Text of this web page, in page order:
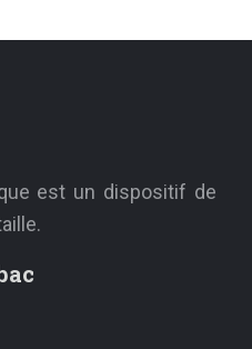
est un dispositif de